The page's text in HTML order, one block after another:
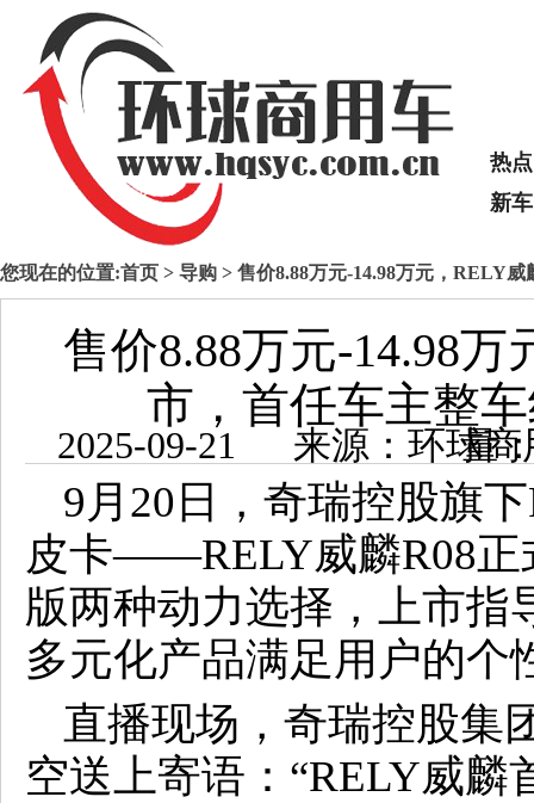
热点
新车
您现在的位置:首页 > 导购 > 售价8.88万元-14.98万元，RELY
售价8.88万元-14.98
市，首任车主整
2025-09-21 来源：环
9月20日，奇瑞控股旗
皮卡——RELY威麟R08正
版两种动力选择，上市指
多元化产品满足用户的个
直播现场，奇瑞控股集
空送上寄语：“RELY威